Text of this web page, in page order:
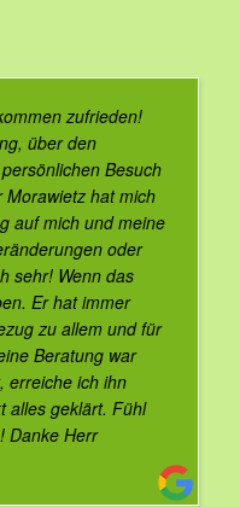
zufrieden!
über den
Besuch
Morawietz hat mich
auf mich und meine
oder
sehr! Wenn das
Er hat immer
zu allem und für
Beratung war
erreiche ich ihn
alles geklärt. Fühl
Danke Herr